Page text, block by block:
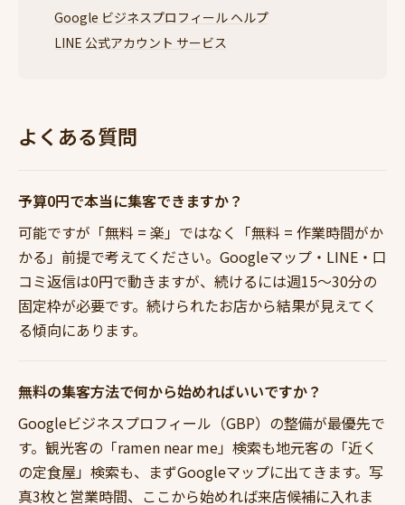
Google ビジネスプロフィール ヘルプ
LINE 公式アカウント サービス
よくある質問
予算0円で本当に集客できますか？
可能ですが「無料 = 楽」ではなく「無料 = 作業時間がか
かる」前提で考えてください。Googleマップ・LINE・口
コミ返信は0円で動きますが、続けるには週15〜30分の
固定枠が必要です。続けられたお店から結果が見えてく
る傾向にあります。
無料の集客方法で何から始めればいいですか？
Googleビジネスプロフィール（GBP）の整備が最優先で
す。観光客の「ramen near me」検索も地元客の「近く
の定食屋」検索も、まずGoogleマップに出てきます。写
真3枚と営業時間、ここから始めれば来店候補に入れま